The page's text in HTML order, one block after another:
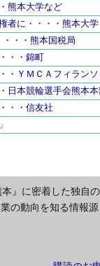
熊本大学など
者に・・・・熊本大学
・・熊本国税局
・・錦町
・ＹＭＣＡフィラン
日本競輪選手会熊本
・・信友社
』に密着した独
の動向を知る情報